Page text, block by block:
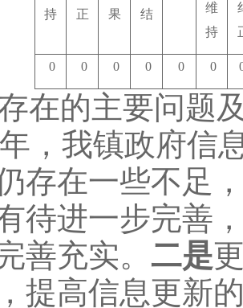
持
正
果
结
维
持
0 0 0 0 0 0
在的主要问题
年，我镇政府信
存在一些不足
待进一步完善
善充实。 二是
提高信息更新